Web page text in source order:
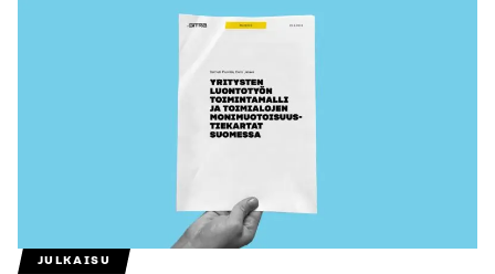
JULKAISU